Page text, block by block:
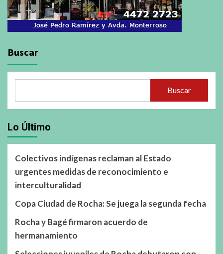
Buscar
Buscar
Lo Último
Colectivos indígenas reclaman al Estado
urgentes medidas de reconocimiento e
interculturalidad
Copa Ciudad de Rocha: Se juega la segunda fecha
Rocha y Bagé firmaron acuerdo de
hermanamiento